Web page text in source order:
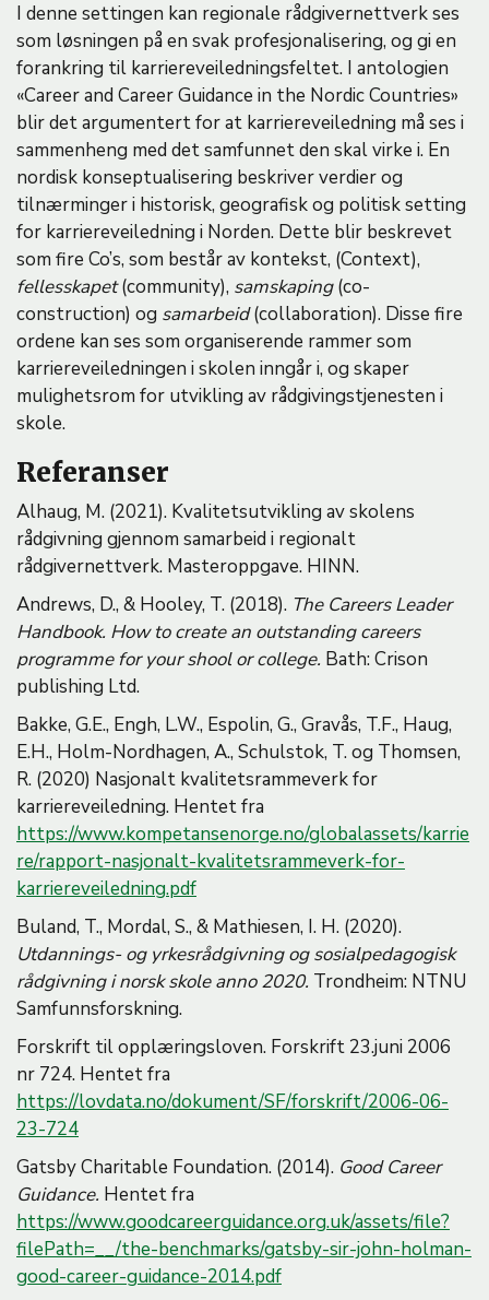
I denne settingen kan regionale rådgivernettverk ses
som løsningen på en svak profesjonalisering, og gi en
forankring til karriereveiledningsfeltet. I antologien
«Career and Career Guidance in the Nordic Countries»
blir det argumentert for at karriereveiledning må ses i
sammenheng med det samfunnet den skal virke i. En
nordisk konseptualisering beskriver verdier og
tilnærminger i historisk, geografisk og politisk setting
for karriereveiledning i Norden. Dette blir beskrevet
som fire Co’s, som består av kontekst, (Context),
fellesskapet(community), samskaping(co-
construction) og samarbeid(collaboration). Disse fire
ordene kan ses som organiserende rammer som
karriereveiledningen i skolen inngår i, og skaper
mulighetsrom for utvikling av rådgivingstjenesten i
skole.
Referanser
Alhaug, M. (2021). Kvalitetsutvikling av skolens
rådgivning gjennom samarbeid i regionalt
rådgivernettverk. Masteroppgave. HINN.
Andrews, D., & Hooley, T. (2018). The Careers Leader
Handbook. How to create an outstanding careers
programme for your shool or college. Bath: Crison
publishing Ltd.
Bakke, G.E., Engh, L.W., Espolin, G., Gravås, T.F., Haug,
E.H., Holm-Nordhagen, A., Schulstok, T. og Thomsen,
R. (2020) Nasjonalt kvalitetsrammeverk for
karriereveiledning. Hentet fra
https://www.kompetansenorge.no/globalassets/karrie
re/rapport-nasjonalt-kvalitetsrammeverk-for-
karriereveiledning.pdf
Buland, T., Mordal, S., & Mathiesen, I. H. (2020).
Utdannings- og yrkesrådgivning og sosialpedagogisk
rådgivning i norsk skole anno 2020. Trondheim: NTNU
Samfunnsforskning.
Forskrift til opplæringsloven. Forskrift 23.juni 2006
nr 724. Hentet fra
https://lovdata.no/dokument/SF/forskrift/2006-06-
23-724
Gatsby Charitable Foundation. (2014). Good Career
Guidance. Hentet fra
https://www.goodcareerguidance.org.uk/assets/file?
filePath=__/the-benchmarks/gatsby-sir-john-holman-
good-career-guidance-2014.pdf